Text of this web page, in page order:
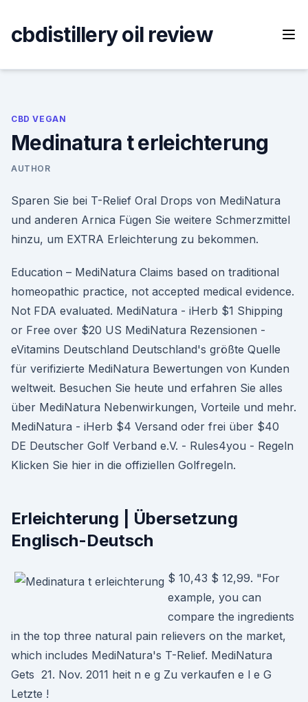
content
cbdistillery oil review
CBD VEGAN
Medinatura t erleichterung
AUTHOR
Sparen Sie bei T-Relief Oral Drops von MediNatura
und anderen Arnica Fügen Sie weitere Schmerzmittel
hinzu, um EXTRA Erleichterung zu bekommen.
Education – MediNatura Claims based on traditional
homeopathic practice, not accepted medical evidence.
Not FDA evaluated. MediNatura - iHerb $1 Shipping
or Free over $20 US MediNatura Rezensionen -
eVitamins Deutschland Deutschland's größte Quelle
für verifizierte MediNatura Bewertungen von Kunden
weltweit. Besuchen Sie heute und erfahren Sie alles
über MediNatura Nebenwirkungen, Vorteile und mehr.
MediNatura - iHerb $4 Versand oder frei über $40
DE Deutscher Golf Verband e.V. - Rules4you - Regeln
Klicken Sie hier in die offiziellen Golfregeln.
Erleichterung | Übersetzung
Englisch-Deutsch
$ 10,43 $ 12,99. "For
example, you can
compare the ingredients
in the top three natural pain relievers on the market,
which includes MediNatura's T-Relief. MediNatura
Gets 21. Nov. 2011 heit n e g Zu verkaufen e l e G
Letzte !